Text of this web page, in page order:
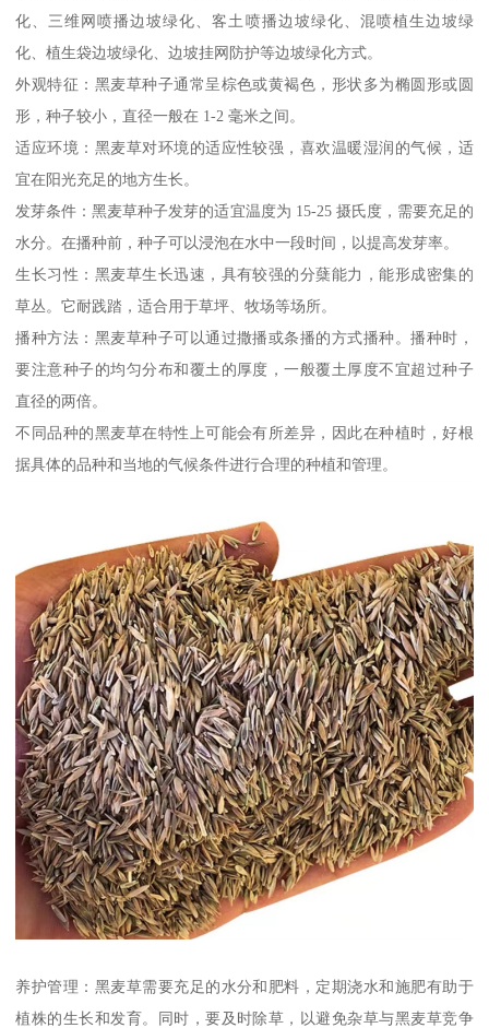
化、三维网喷播边坡绿化、客土喷播边坡绿化、混喷植生边坡绿
化、植生袋边坡绿化、边坡挂网防护等边坡绿化方式。
外观特征：黑麦草种子通常呈棕色或黄褐色，形状多为椭圆形或圆
形，种子较小，直径一般在 1-2 毫米之间。
适应环境：黑麦草对环境的适应性较强，喜欢温暖湿润的气候，适
宜在阳光充足的地方生长。
发芽条件：黑麦草种子发芽的适宜温度为 15-25 摄氏度，需要充足的
水分。在播种前，种子可以浸泡在水中一段时间，以提高发芽率。
生长习性：黑麦草生长迅速，具有较强的分蘖能力，能形成密集的
草丛。它耐践踏，适合用于草坪、牧场等场所。
播种方法：黑麦草种子可以通过撒播或条播的方式播种。播种时，
要注意种子的均匀分布和覆土的厚度，一般覆土厚度不宜超过种子
直径的两倍。
不同品种的黑麦草在特性上可能会有所差异，因此在种植时，好根
据具体的品种和当地的气候条件进行合理的种植和管理。
养护管理：黑麦草需要充足的水分和肥料，定期浇水和施肥有助于
植株的生长和发育。同时，要及时除草，以避免杂草与黑麦草竞争